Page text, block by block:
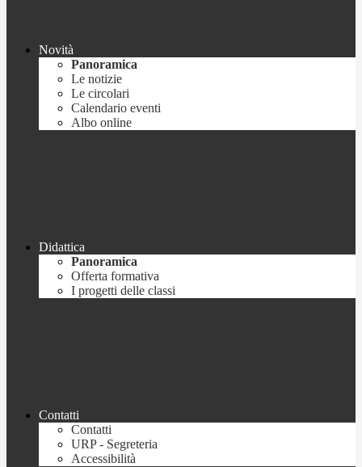
Novità
Panoramica
Le notizie
Le circolari
Calendario eventi
Albo online
Didattica
Panoramica
Offerta formativa
I progetti delle classi
Contatti
Contatti
URP - Segreteria
Accessibilità